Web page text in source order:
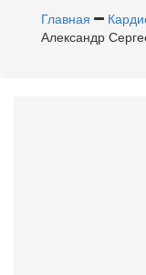
Главная
Александр